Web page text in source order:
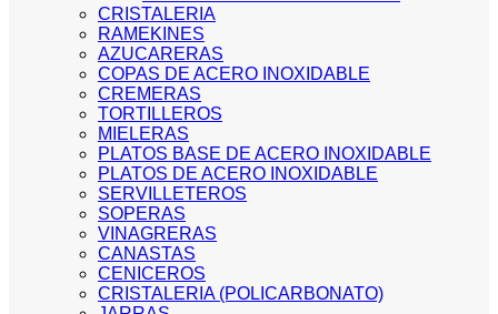
CRISTALERIA
RAMEKINES
AZUCARERAS
COPAS DE ACERO INOXIDABLE
CREMERAS
TORTILLEROS
MIELERAS
PLATOS BASE DE ACERO INOXIDABLE
PLATOS DE ACERO INOXIDABLE
SERVILLETEROS
SOPERAS
VINAGRERAS
CANASTAS
CENICEROS
CRISTALERIA (POLICARBONATO)